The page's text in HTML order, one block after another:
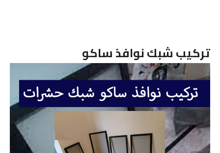
تركيب شبك نوافذ ساكو